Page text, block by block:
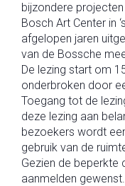
bijzondere
Bosch Art Center in
afgelopen jaren
van de Bossche
De lezing start om
onderbroken door
Toegang tot de
deze lezing aan
bezoekers wordt
gebruik van de
Gezien de beperkte
aanmelden